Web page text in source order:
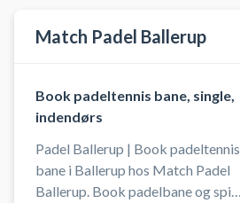
Der er gratis parkering ved
Match Padel Ballerup
Book padeltennis bane, single,
indendørs
Padel Ballerup | Book padeltennis
bane i Ballerup hos Match Padel
Ballerup. Book padelbane og spil